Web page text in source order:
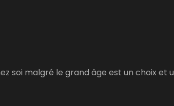
soi malgré le grand âge est un choix